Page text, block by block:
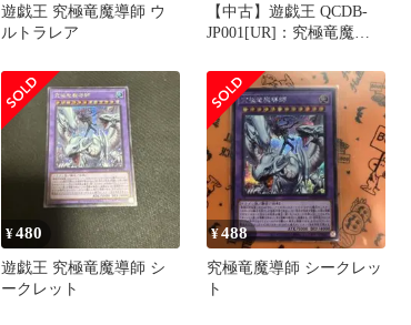
遊戯王 究極竜魔導師 ウ
ルトラレア
【中古】遊戯王 QCDB-
JP001[UR]：究極竜魔導
¥480
遊戯王 究極竜魔導師 シ
ークレット
¥488
究極竜魔導師 シークレッ
ト